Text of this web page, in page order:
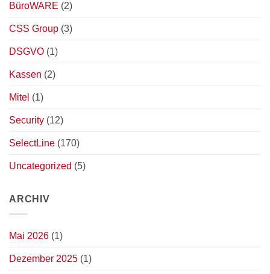
BüroWARE (2)
CSS Group (3)
DSGVO (1)
Kassen (2)
Mitel (1)
Security (12)
SelectLine (170)
Uncategorized (5)
ARCHIV
Mai 2026 (1)
Dezember 2025 (1)